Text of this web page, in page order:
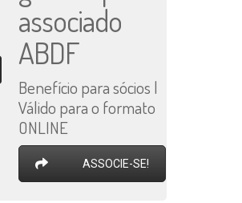
associado
ABDF
Benefício para sócios |
Válido para o formato
ONLINE
ASSOCIE-SE!